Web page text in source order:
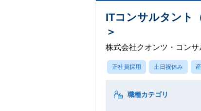
ITコンサルタント
＞
株式会社クオンツ・コン
正社員採用 土日祝休み
職種カテゴリ